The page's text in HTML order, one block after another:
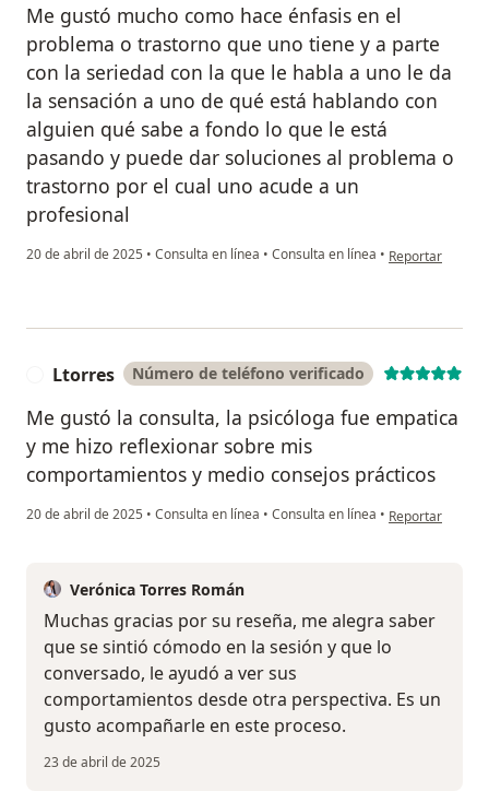
Me gustó mucho como hace énfasis en el
problema o trastorno que uno tiene y a parte
con la seriedad con la que le habla a uno le da
la sensación a uno de qué está hablando con
alguien qué sabe a fondo lo que le está
pasando y puede dar soluciones al problema o
trastorno por el cual uno acude a un
profesional
20 de abril de 2025 • Consulta en línea • Consulta en línea • en opinión del
Reportar
Ltorres Número de teléfono verificado
Me gustó la consulta, la psicóloga fue empatica
y me hizo reflexionar sobre mis
comportamientos y medio consejos prácticos
20 de abril de 2025 • Consulta en línea • Consulta en línea • en opinión del
Reportar
Verónica Torres Román
Muchas gracias por su reseña, me alegra saber
que se sintió cómodo en la sesión y que lo
conversado, le ayudó a ver sus
comportamientos desde otra perspectiva. Es un
gusto acompañarle en este proceso.
23 de abril de 2025